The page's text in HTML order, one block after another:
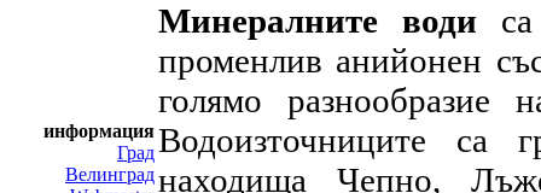
информация
Град
Велинград
Минералните води
променлив анийонен
голямо разнообразие
Водоизточниците са
находища Чепно,